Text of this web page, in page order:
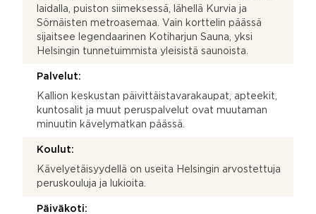
laidalla, puiston siimeksessä, lähellä Kurvia ja
Sörnäisten metroasemaa. Vain korttelin päässä
sijaitsee legendaarinen Kotiharjun Sauna, yksi
Helsingin tunnetuimmista yleisistä saunoista.
Palvelut:
Kallion keskustan päivittäistavarakaupat, apteekit,
kuntosalit ja muut peruspalvelut ovat muutaman
minuutin kävelymatkan päässä.
Koulut:
Kävelyetäisyydellä on useita Helsingin arvostettuja
peruskouluja ja lukioita.
Päiväkoti: